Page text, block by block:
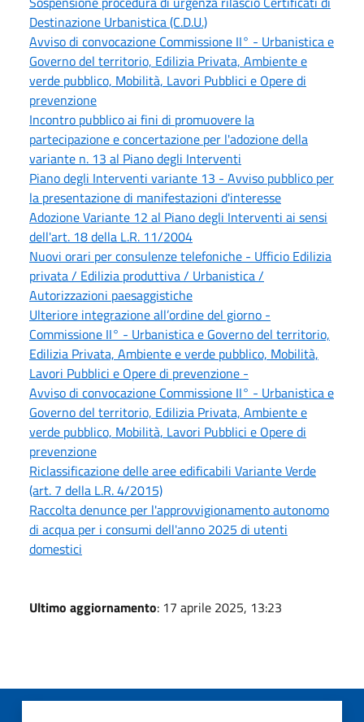
Destinazione Urbanistica (C.D.U.)
Avviso di convocazione Commissione II° - Urbanistica e
Governo del territorio, Edilizia Privata, Ambiente e
verde pubblico, Mobilità, Lavori Pubblici e Opere di
prevenzione
Incontro pubblico ai fini di promuovere la
partecipazione e concertazione per l'adozione della
variante n. 13 al Piano degli Interventi
Piano degli Interventi variante 13 - Avviso pubblico per
la presentazione di manifestazioni d'interesse
Adozione Variante 12 al Piano degli Interventi ai sensi
dell'art. 18 della L.R. 11/2004
Nuovi orari per consulenze telefoniche - Ufficio Edilizia
privata / Edilizia produttiva / Urbanistica /
Autorizzazioni paesaggistiche
Ulteriore integrazione all’ordine del giorno -
Commissione II° - Urbanistica e Governo del territorio,
Edilizia Privata, Ambiente e verde pubblico, Mobilità,
Lavori Pubblici e Opere di prevenzione -
Avviso di convocazione Commissione II° - Urbanistica e
Governo del territorio, Edilizia Privata, Ambiente e
verde pubblico, Mobilità, Lavori Pubblici e Opere di
prevenzione
Riclassificazione delle aree edificabili Variante Verde
(art. 7 della L.R. 4/2015)
Raccolta denunce per l'approvvigionamento autonomo
di acqua per i consumi dell'anno 2025 di utenti
domestici
Ultimo aggiornamento: 17 aprile 2025, 13:23